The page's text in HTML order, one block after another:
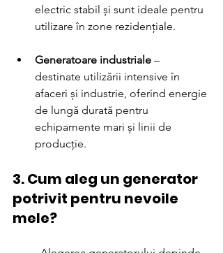
electric stabil și sunt ideale pentru
utilizare în zone rezidențiale.
Generatoare industriale –
destinate utilizării intensive în
afaceri și industrie, oferind energie
de lungă durată pentru
echipamente mari și linii de
producție.
3. Cum aleg un generator
potrivit pentru nevoile
mele?